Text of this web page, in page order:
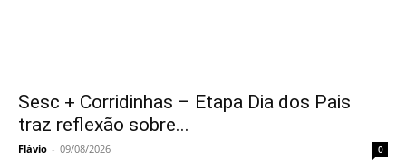
Sesc + Corridinhas – Etapa Dia dos Pais
traz reflexão sobre...
Flávio - 09/08/2026 0